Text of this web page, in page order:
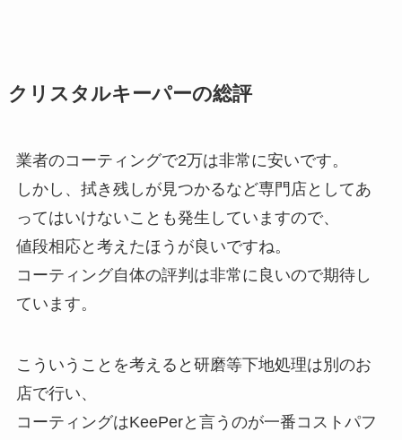
クリスタルキーパーの総評
業者のコーティングで2万は非常に安いです。
しかし、拭き残しが見つかるなど専門店としてあ
ってはいけないことも発生していますので、
値段相応と考えたほうが良いですね。
コーティング自体の評判は非常に良いので期待し
ています。
こういうことを考えると研磨等下地処理は別のお
店で行い、
コーティングはKeePerと言うのが一番コストパフ